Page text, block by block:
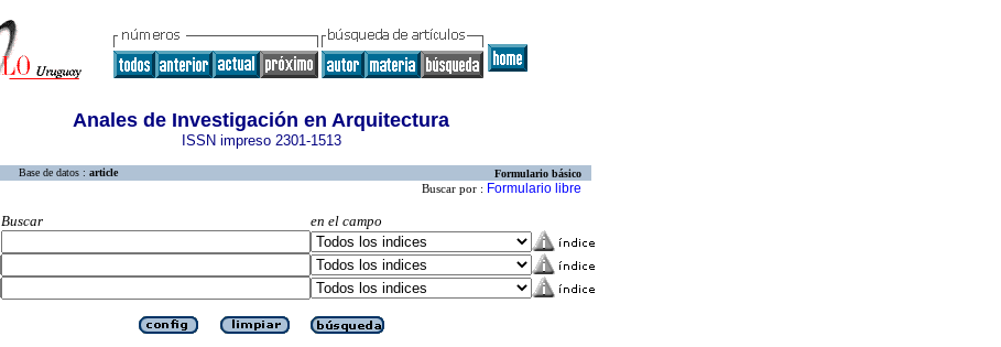
Anales de Investigación en Arquitectura
ISSN impreso 2301-1513
Base de datos : article Formulario básico
Buscar por : Formulario libre
Buscar
en el campo